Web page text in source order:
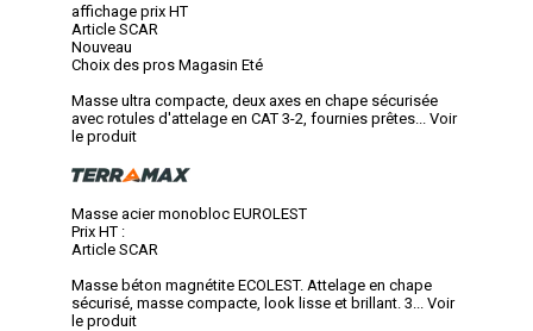
affichage prix HT
Article SCAR
Nouveau
Choix des pros Magasin Eté
Masse ultra compacte, deux axes en chape sécurisée
avec rotules d'attelage en CAT 3-2, fournies prêtes...
Voir
le produit
Masse acier monobloc EUROLEST
Prix HT :
Article SCAR
Masse béton magnétite ECOLEST. Attelage en chape
sécurisé, masse compacte, look lisse et brillant. 3...
Voir
le produit